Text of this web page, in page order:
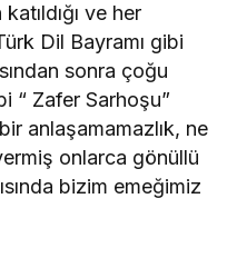
ve her
Dil Bayramı gibi
sonra çoğu
“ Zafer Sarhoşu”
anlaşamamazlık, ne
onlarca gönüllü
bizim emeğimiz